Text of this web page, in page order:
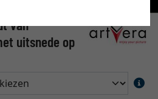
van
uitsnede op